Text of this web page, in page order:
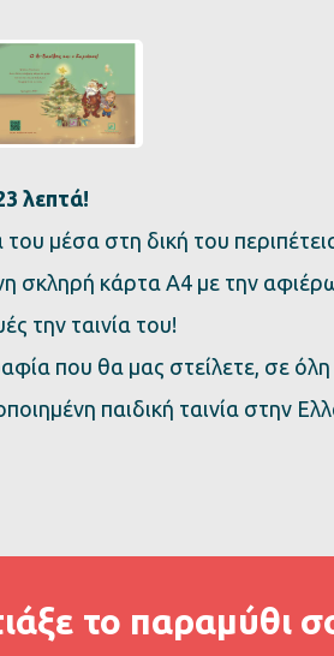
λεπτά!
μέσα στη δική του
σκληρή κάρτα Α4 με την
την ταινία του!
που θα μας στείλετε, σε όλη
παιδική ταινία στην
το παραμύθι